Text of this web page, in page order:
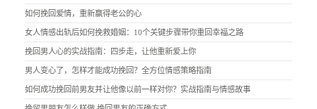
如何挽回爱情，重新赢得老公的心
女人情感出轨后如何挽救婚姻：10个关键步骤带你重回幸福之路
挽回男人心的实战指南：四步走，让他重新爱上你
男人变心了，怎样才能成功挽回？全方位情感策略指南
如何成功挽回前男友并让他像以前一样对你？实战指南与情感故事